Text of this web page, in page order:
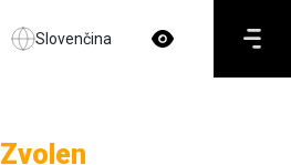
Slovenčina
Zvolen